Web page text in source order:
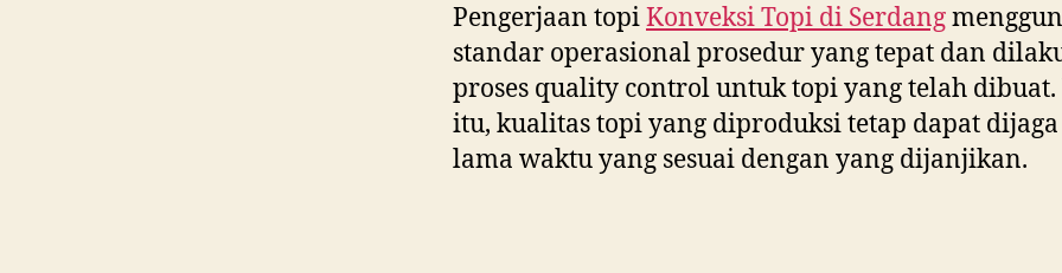
Pengerjaan topiKonveksi Topi di Serdang
standar operasional prosedur yang tepat dan
proses quality control untuk topi yang telah
itu, kualitas topi yang diproduksi tetap dapat
lama waktu yang sesuai dengan yang dijanjikan.